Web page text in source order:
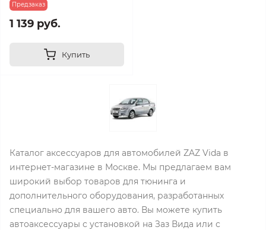
Предзаказ
1 139 руб.
Купить
Каталог аксессуаров для автомобилей ZAZ Vida в
интернет-магазине в Москве. Мы предлагаем вам
широкий выбор товаров для тюнинга и
дополнительного оборудования, разработанных
специально для вашего авто. Вы можете купить
автоаксессуары с установкой на Заз Вида или с